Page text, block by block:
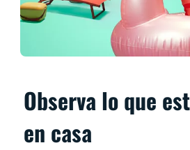
Observa lo que
en casa